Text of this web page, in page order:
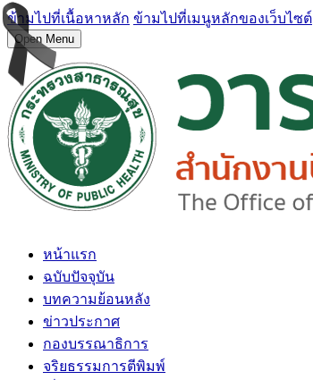
ข้ามไปที่เนื้อหาหลัก ข้ามไปที่เมนูหลักของเว็บไซต์
Open Menu
หน้าแรก
ฉบับปัจจุบัน
บทความย้อนหลัง
ข่าวประกาศ
กองบรรณาธิการ
จริยธรรมการตีพิมพ์